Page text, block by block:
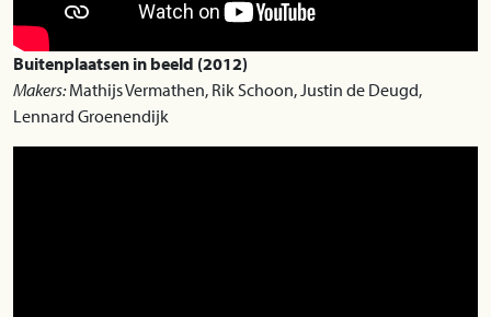
Buitenplaatsen in beeld (2012)
Makers:Mathijs Vermathen, Rik Schoon, Justin de Deugd,
Lennard Groenendijk